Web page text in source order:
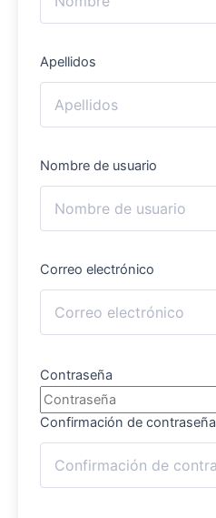
Apellidos
Nombre de usuario
Correo electrónico
Contraseña
Confirmación de contraseña